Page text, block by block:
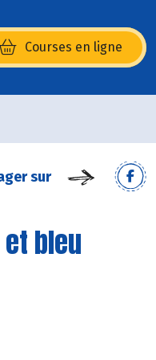
Courses en ligne
sur
bleu